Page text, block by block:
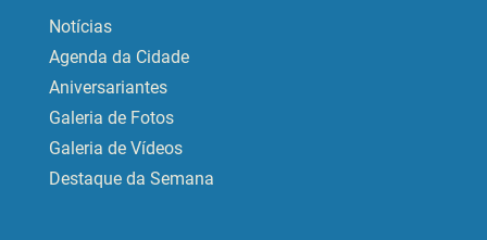
Notícias
Agenda da Cidade
Aniversariantes
Galeria de Fotos
Galeria de Vídeos
Destaque da Semana